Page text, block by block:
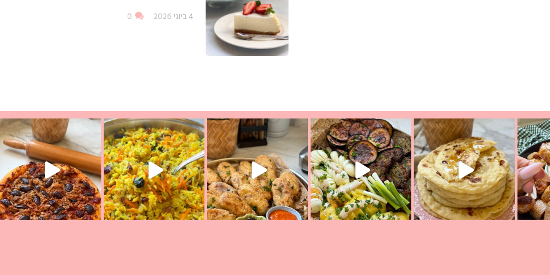
4 ביוני 2026 0
מעול
לאכול משהו אז מה בשבילכם? בפ
פסטל טוניסאי לתשעת הימים, חשבתי מה לחדש לכם ונראה
אורז יצירתי לתשעת הימים ולכבוד שבת קודשלמתכון
פיצה של תשעת הימים ולמה היא נקראת ככה? ההסבר בסרטו